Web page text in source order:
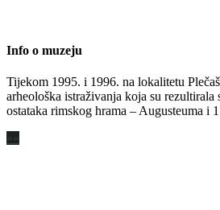
Info o muzeju
Tijekom 1995. i 1996. na lokalitetu
arheološka istraživanja koja su rezultirala
ostataka rimskog hrama – Augusteuma i
»»